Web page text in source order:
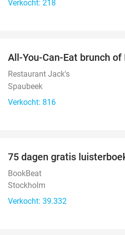
Verkocht: 218
All-You-Can-Eat brunch of
Restaurant Jack's
Spaubeek
Verkocht: 816
75 dagen gratis
BookBeat
Stockholm
Verkocht: 39.332